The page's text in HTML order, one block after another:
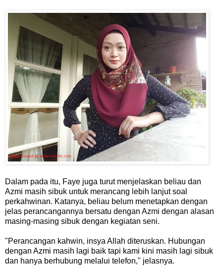
Dalam pada itu, Faye juga turut menjelaskan beliau dan
Azmi masih sibuk untuk merancang lebih lanjut soal
perkahwinan. Katanya, beliau belum menetapkan dengan
jelas perancangannya bersatu dengan Azmi dengan alasan
masing-masing sibuk dengan kegiatan seni.
"Perancangan kahwin, insya Allah diteruskan. Hubungan
dengan Azmi masih lagi baik tapi kami kini masih lagi sibuk
dan hanya berhubung melalui telefon," jelasnya.